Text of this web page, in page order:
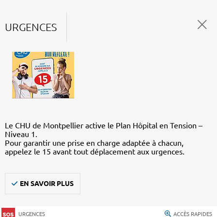
URGENCES
Le CHU de Montpellier active le Plan Hôpital en Tension –
Niveau 1.
Pour garantir une prise en charge adaptée à chacun,
appelez le 15 avant tout déplacement aux urgences.
EN SAVOIR PLUS
URGENCES ACCÈS RAPIDES